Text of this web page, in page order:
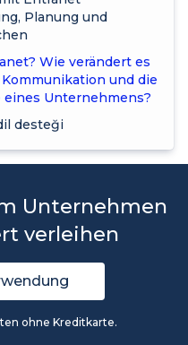
Planung und
Wie verändert es
und die
eines Unternehmens?
desteği
Unternehmen
verleihen
ohne Kreditkarte.